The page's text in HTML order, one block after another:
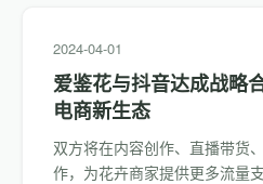
2024-04-01
爱鉴花与抖音达成战略
电商新生态
双方将在内容创作、直播带货
作，为花卉商家提供更多流量支